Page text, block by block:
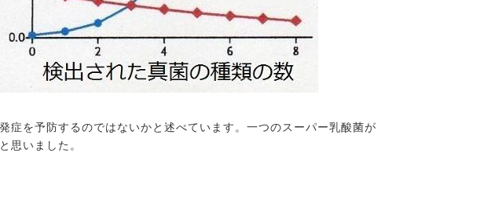
症を予防するのではないかと述べています。一つのスーパー乳酸菌が
思いました。